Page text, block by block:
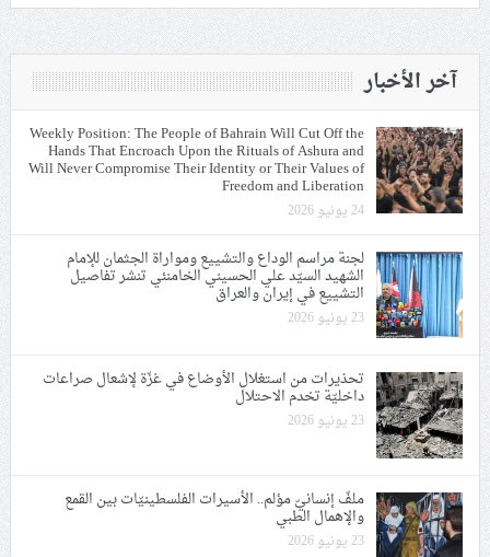
آخر الأخبار
Weekly Position: The People of Bahrain Will Cut Off the
Hands That Encroach Upon the Rituals of Ashura and
Will Never Compromise Their Identity or Their Values of
Freedom and Liberation
24 يونيو 2026
لجنة مراسم الوداع والتشييع ومواراة الجثمان للإمام
الشهيد السيّد علي الحسيني الخامنئي تنشر تفاصيل
التشييع في إيران والعراق
23 يونيو 2026
تحذيرات من استغلال الأوضاع في غزّة لإشعال صراعات
داخليّة تخدم الاحتلال
23 يونيو 2026
ملفّ إنسانيّ مؤلم.. الأسيرات الفلسطينيّات بين القمع
والإهمال الطبي
23 يونيو 2026